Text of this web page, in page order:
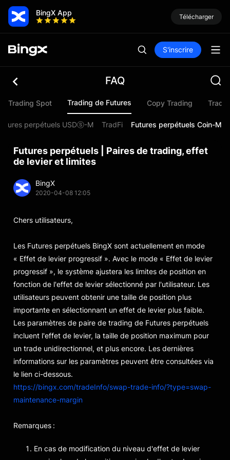
BingX App Télécharger
S'inscrire
FAQ
Trading Spot Trading de Futures Copy Trading
perpétuels USDⓢ-M TradFi Futures perpétuels Coin-M
Futures perpétuels | Paires de trading, effet
de levier et limites
BingX
2020-04-08 12:05
Chers utilisateurs,
Les Futures perpétuels BingX sont actuellement en mode
« Effet de levier progressif ». Avec le mode « Effet de levier
progressif », le système ajustera les limites de position en
fonction de l'effet de levier sélectionné par l'utilisateur. Les
utilisateurs peuvent obtenir une taille de position plus
importante en sélectionnant un effet de levier plus faible.
Les paramètres de paire de trading de Futures perpétuels
incluent l'effet de levier, la taille de position maximum pour
un trade unidirectionnel, et plus encore. Les dernières
informations sur les paramètres peuvent être consultées via
le lien ci-dessous.
https://bingx.com/tradeInfo/swap-trade-info/?type=swap-
maintenance-margin
Remarques :
En cas de modification du niveau d'effet de levier